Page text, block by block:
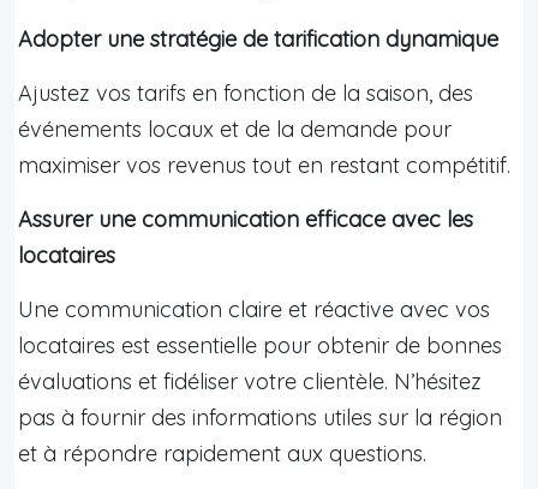
Adopter une stratégie de tarification dynamique
Ajustez vos tarifs en fonction de la saison, des
événements locaux et de la demande pour
maximiser vos revenus tout en restant compétitif.
Assurer une communication efficace avec les
locataires
Une communication claire et réactive avec vos
locataires est essentielle pour obtenir de bonnes
évaluations et fidéliser votre clientèle. N’hésitez
pas à fournir des informations utiles sur la région
et à répondre rapidement aux questions.